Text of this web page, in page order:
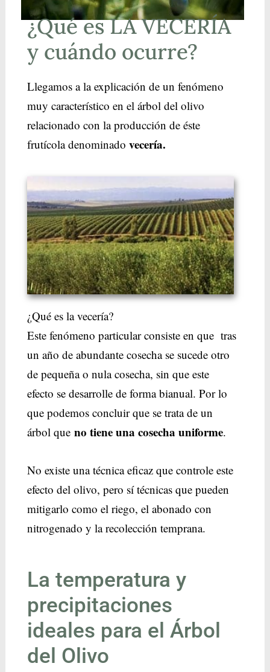
¿Qué es LA VECERÍA
y cuándo ocurre?
Llegamos a la explicación de un fenómeno
muy característico en el árbol del olivo
relacionado con la producción de éste
frutícola denominado vecería.
¿Qué es la vecería?
Este fenómeno particular consiste en que tras
un año de abundante cosecha se sucede otro
de pequeña o nula cosecha, sin que este
efecto se desarrolle de forma bianual. Por lo
que podemos concluir que se trata de un
árbol que no tiene una cosecha uniforme.
No existe una técnica eficaz que controle este
efecto del olivo, pero sí técnicas que pueden
mitigarlo como el riego, el abonado con
nitrogenado y la recolección temprana.
La temperatura y
precipitaciones
ideales para el Árbol
del Olivo